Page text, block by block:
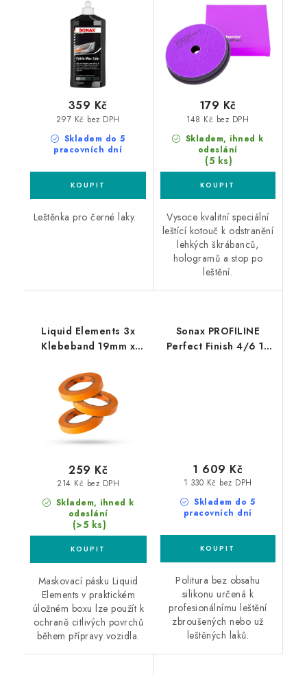
Skladem do 5
pracovních dní
297 Kč bez DPH
359 Kč
Leštěnka pro černé laky.
Skladem, ihned k
odeslání
(5 ks)
148 Kč bez DPH
179 Kč
Vysoce kvalitní speciální
leštící kotouč k odstranění
lehkých škrábanců,
hologramů a stop po
leštění.
Liquid Elements 3x
Klebeband 19mm x
3ks box
Skladem, ihned k
odeslání
(>5 ks)
214 Kč bez DPH
259 Kč
Maskovací pásku Liquid
Elements v praktickém
úložném boxu lze použít k
ochraně citlivých povrchů
během přípravy vozidla.
Sonax PROFILINE
Perfect Finish 4/6 1L
Skladem do 5
pracovních dní
1 330 Kč bez DPH
1 609 Kč
Politura bez obsahu
silikonu určená k
profesionálnímu leštění
zbroušených nebo už
leštěných laků.